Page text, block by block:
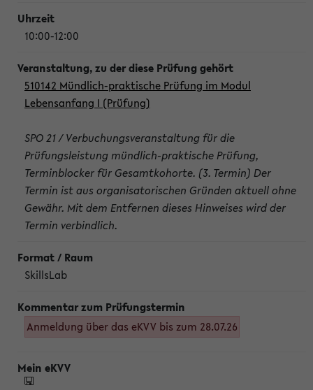
10:00-12:00
510142 Mündlich-praktische Prüfung im Modul
Lebensanfang I (Prüfung)
SPO 21 / Verbuchungsveranstaltung für die
Prüfungsleistung mündlich-praktische Prüfung,
Terminblocker für Gesamtkohorte. (3. Termin) Der
Termin ist aus organisatorischen Gründen aktuell ohne
Gewähr. Mit dem Entfernen dieses Hinweises wird der
Termin verbindlich.
SkillsLab
Anmeldung über das eKVV bis zum 28.07.26